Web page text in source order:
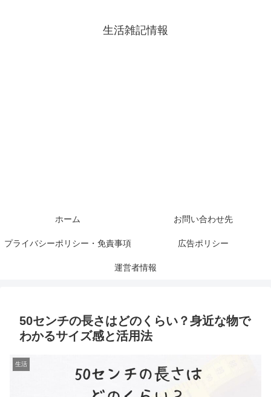
生活雑記情報
ホーム お問い合わせ先
プライバシーポリシー・免責事項 広告ポリシー
運営者情報
50センチの長さはどのくらい？身近な物で
わかるサイズ感と活用法
生活